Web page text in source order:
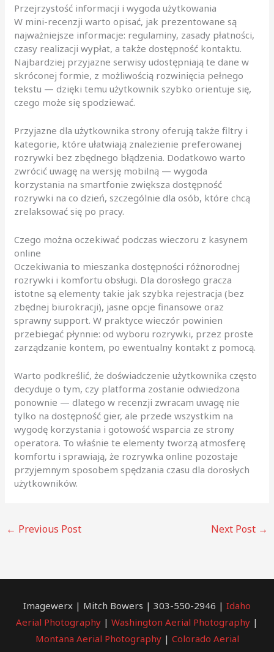
Przejrzystość informacji i wygoda użytkowania
W mini-recenzji warto opisać, jak prezentowane są
najważniejsze informacje: regulaminy, zasady płatności,
czasy realizacji wypłat, a także dostępność kontaktu.
Najbardziej przyjazne serwisy udostępniają te dane w
skróconej formie, z możliwością rozwinięcia pełnego
tekstu — dzięki temu użytkownik szybko orientuje się,
czego może się spodziewać.
Przyjazne dla użytkownika strony oferują także filtry i
kategorie, które ułatwiają znalezienie preferowanej
rozrywki bez zbędnego błądzenia. Dodatkowo warto
zwrócić uwagę na wersję mobilną — wygoda
korzystania na smartfonie zwiększa dostępność
rozrywki na co dzień, szczególnie dla osób, które chcą
zrelaksować się po pracy.
Czego można oczekiwać podczas wieczoru z kasynem
online
Oczekiwania to mieszanka dostępności różnorodnej
rozrywki i komfortu obsługi. Dla dorosłego gracza
istotne są elementy takie jak szybka rejestracja (bez
zbędnej biurokracji), jasne opcje finansowe oraz
sprawny support. W praktyce wieczór powinien
przebiegać płynnie: od wyboru rozrywki, przez proste
zarządzanie kontem, po ewentualny kontakt z pomocą.
Warto podkreślić, że doświadczenie użytkownika często
decyduje o tym, czy platforma zostanie odwiedzona
ponownie — dlatego w recenzji zwracam uwagę nie
tylko na dostępność gier, ale przede wszystkim na
wygodę korzystania i gotowość wsparcia ze strony
operatora. To właśnie te elementy tworzą atmosferę
komfortu i sprawiają, że rozrywka online pozostaje
przyjemnym sposobem spędzania czasu dla dorosłych
użytkowników.
← Previous Post Next Post →
Imagewerx | Mitch Bowers | 303-550-2946 | Idaho
Aerial Photography | Washington Aerial Photography |
Montana Aerial Photography| Colorado Aerial